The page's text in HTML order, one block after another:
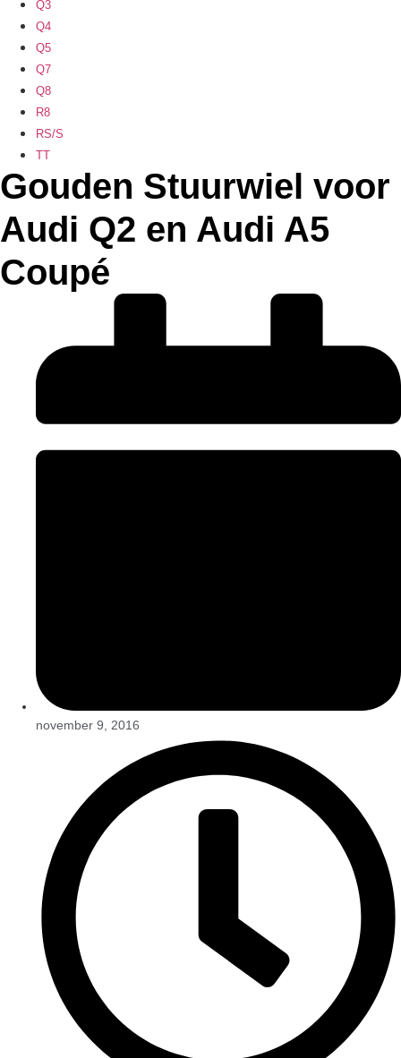
Q3
Q4
Q5
Q7
Q8
R8
RS/S
TT
Gouden Stuurwiel voor
Audi Q2 en Audi A5
Coupé
november 9, 2016